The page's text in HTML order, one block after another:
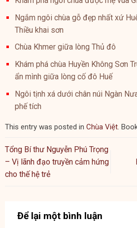
Ngắm ngôi chùa gỗ đẹp nhất xứ
Thiều khai sơn
Chùa Khmer giữa lòng Thủ đô
Khám phá chùa Huyền Không Sơn
ẩn mình giữa lòng cố đô Huế
Ngôi tịnh xá dưới chân núi Ngàn
phế tích
This entry was posted in Chùa Việt.
Tổng Bí thư Nguyễn Phú Trọng
– Vị lãnh đạo truyền cảm hứng
cho thế hệ trẻ
Để lại một bình luận